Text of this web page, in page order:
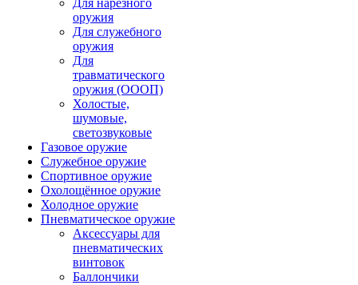
Для нарезного
оружия
Для служебного
оружия
Для
травматического
оружия (ОООП)
Холостые,
шумовые,
светозвуковые
Газовое оружие
Служебное оружие
Спортивное оружие
Охолощённое оружие
Холодное оружие
Пневматическое оружие
Аксессуары для
пневматических
винтовок
Баллончики